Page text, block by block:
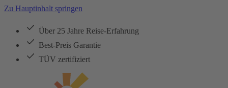
Zu Hauptinhalt springen
Über 25 Jahre Reise-Erfahrung
Best-Preis Garantie
TÜV zertifiziert